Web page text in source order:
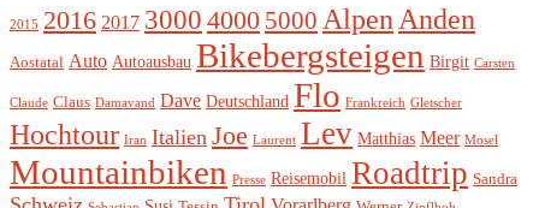
2015 2016 2017 3000 4000 5000 Alpen Anden
Aostatal Auto Autoausbau Bikebergsteigen Birgit Carsten
Claude Claus Damavand Dave Deutschland Flo Frankreich Gletscher
Hochtour Iran Italien Joe Laurent Lev Matthias Meer Mosel
Mountainbiken Presse Reisemobil Roadtrip Sandra